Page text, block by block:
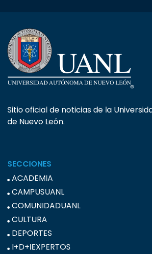
Sitio oficial de noticias de la
de Nuevo León.
SECCIONES
ACADEMIA
CAMPUSUANL
COMUNIDADUANL
CULTURA
DEPORTES
I+D+IEXPERTOS